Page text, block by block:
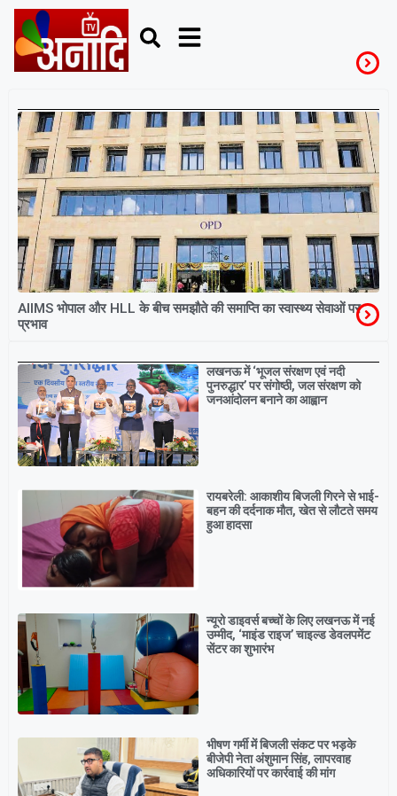
AIIMS
AIIMS भोपाल और HLL के बीच समझौते की समाप्ति का स्वास्थ्य सेवाओं पर
प्रभाव
Breaking
लखनऊ में ‘भूजल संरक्षण एवं नदी
पुनरुद्धार’ पर संगोष्ठी, जल संरक्षण को
जनआंदोलन बनाने का आह्वान
रायबरेली: आकाशीय बिजली गिरने से भाई-
बहन की दर्दनाक मौत, खेत से लौटते समय
हुआ हादसा
न्यूरो डाइवर्स बच्चों के लिए लखनऊ में नई
उम्मीद, ‘माइंड राइज’ चाइल्ड डेवलपमेंट
सेंटर का शुभारंभ
भीषण गर्मी में बिजली संकट पर भड़के
बीजेपी नेता अंशुमान सिंह, लापरवाह
अधिकारियों पर कार्रवाई की मांग